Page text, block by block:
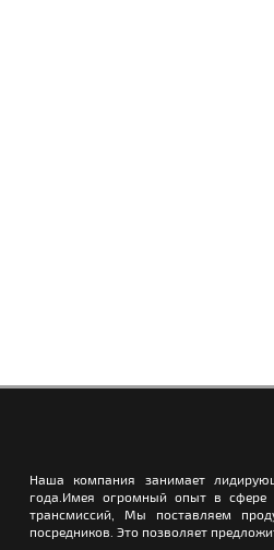
Наша компания занимает
года.Имея огромный опыт в сфере
трансмиссий, Мы поставляем
посредников. Это позволяет